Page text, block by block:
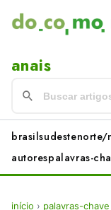
anais
brasilsudestenorte/
autorespalavras-
início › palavras-chave